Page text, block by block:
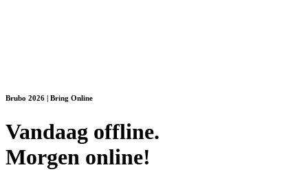
Brubo 2026 | Bring Online
Vandaag offline.
Morgen online!